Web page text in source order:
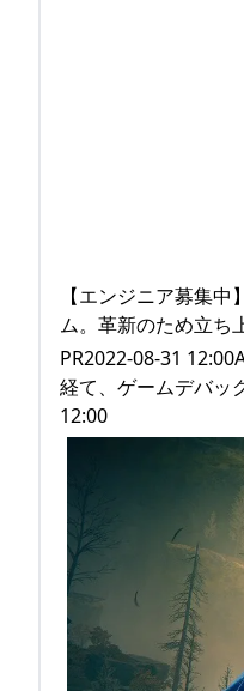
【エンジニア募集
ム。革新のため立ち
PR2022-08-31
経て、ゲームデバッ
12:00